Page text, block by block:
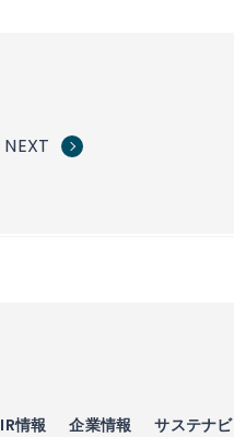
NEXT
IR情報 企業情報 サステナ